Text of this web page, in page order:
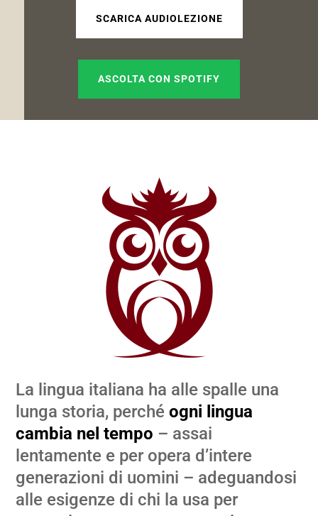
SCARICA AUDIOLEZIONE
ASCOLTA CON SPOTIFY
La lingua italiana ha alle spalle una
lunga storia, perchéogni lingua
cambia nel tempo – assai
lentamente e per opera d’intere
generazioni di uomini – adeguandosi
alle esigenze di chi la usa per